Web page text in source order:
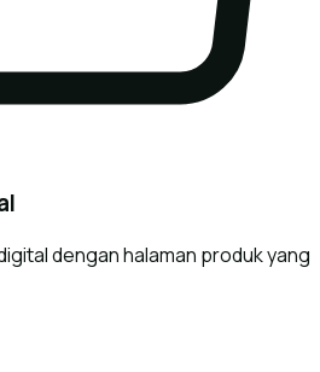
dengan halaman produk yang